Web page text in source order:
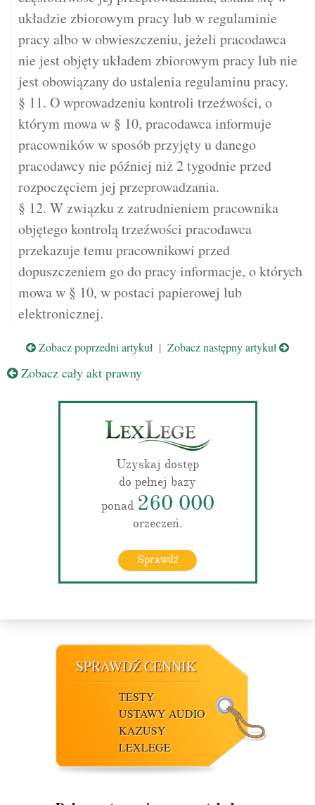
układzie zbiorowym pracy lub w regulaminie
pracy albo w obwieszczeniu, jeżeli pracodawca
nie jest objęty układem zbiorowym pracy lub nie
jest obowiązany do ustalenia regulaminu pracy.
§ 11. O wprowadzeniu kontroli trzeźwości, o
którym mowa w § 10, pracodawca informuje
pracowników w sposób przyjęty u danego
pracodawcy nie później niż 2 tygodnie przed
rozpoczęciem jej przeprowadzania.
§ 12. W związku z zatrudnieniem pracownika
objętego kontrolą trzeźwości pracodawca
przekazuje temu pracownikowi przed
dopuszczeniem go do pracy informacje, o których
mowa w § 10, w postaci papierowej lub
elektronicznej.
Zobacz poprzedni artykuł | Zobacz następny artykuł
Zobacz cały akt prawny
Uzyskaj dostęp
do pełnej bazy
ponad 260 000
orzeczeń.
Sprawdź
SPRAWDŹ CENNIK
TESTY
USTAWY AUDIO
KAZUSY
LEXLEGE